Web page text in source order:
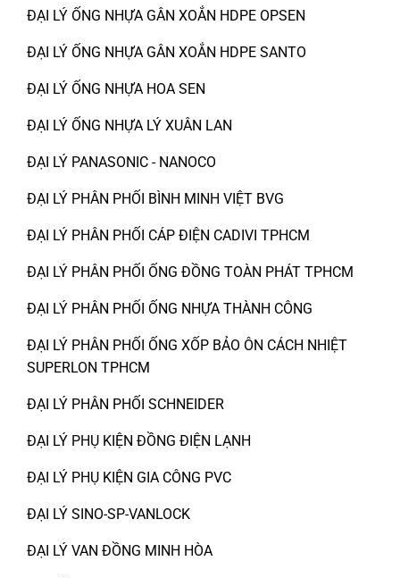
ĐẠI LÝ ỐNG NHỰA GÂN XOẮN HDPE OPSEN
ĐẠI LÝ ỐNG NHỰA GÂN XOẮN HDPE SANTO
ĐẠI LÝ ỐNG NHỰA HOA SEN
ĐẠI LÝ ỐNG NHỰA LÝ XUÂN LAN
ĐẠI LÝ PANASONIC - NANOCO
ĐẠI LÝ PHÂN PHỐI BÌNH MINH VIỆT BVG
ĐẠI LÝ PHÂN PHỐI CÁP ĐIỆN CADIVI TPHCM
ĐẠI LÝ PHÂN PHỐI ỐNG ĐỒNG TOÀN PHÁT TPHCM
ĐẠI LÝ PHÂN PHỐI ỐNG NHỰA THÀNH CÔNG
ĐẠI LÝ PHÂN PHỐI ỐNG XỐP BẢO ÔN CÁCH NHIỆT
SUPERLON TPHCM
ĐẠI LÝ PHÂN PHỐI SCHNEIDER
ĐẠI LÝ PHỤ KIỆN ĐỒNG ĐIỆN LẠNH
ĐẠI LÝ PHỤ KIỆN GIA CÔNG PVC
ĐẠI LÝ SINO-SP-VANLOCK
ĐẠI LÝ VAN ĐỒNG MINH HÒA